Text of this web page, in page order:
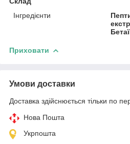
Інгредієнти
Приховати
Умови доставки
Доставка здійснюється тільки по
Нова Пошта
Укрпошта